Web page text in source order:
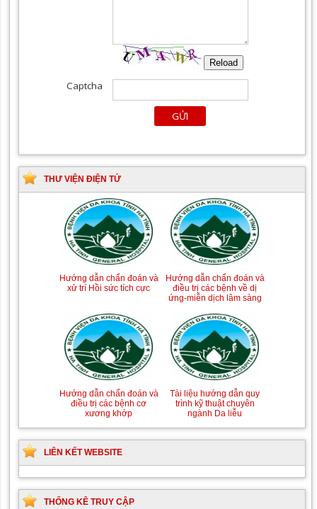
THƯ VIỆN ĐIỆN TỬ
Hướng dẫn chẩn đoán và
xử trí Hồi sức tích cực
Tài liệu Hướng dẫn
phòng ngừa nhiễm
Hướng dẫn chẩn đoán và
điều trị các bệnh về dị
ứng-miễn dịch lâm sàng
Hướng dẫn chẩn đoán và
điều trị một số bệnh
truyền nhiễm
Hướng dẫn chẩn đoán và
điều trị các bệnh cơ
xương khớp
Hướng dẫn quy trình kỹ
thuật Chuyên khoa Phẫu
thuật Tiết niệu
Tài liệu hướng dẫn quy
trình kỹ thuật chuyên
ngành Da liễu
Hướng dẫn Quy trình kỹ
thuật Nhi khoa
LIÊN KẾT WEBSITE
THỐNG KÊ TRUY CẬP